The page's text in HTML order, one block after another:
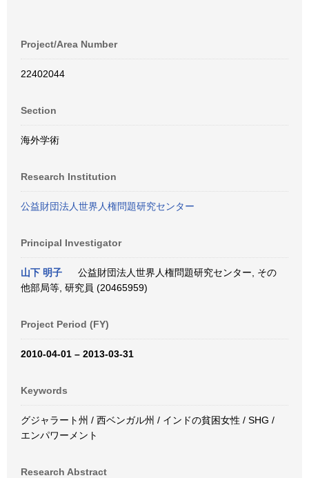
Project/Area Number
22402044
Section
海外学術
Research Institution
公益財団法人世界人権問題研究センター
Principal Investigator
山下 明子
公益財団法人世界人権問題研究センター, その
他部局等, 研究員 (20465959)
Project Period (FY)
2010-04-01 – 2013-03-31
Keywords
グジャラート州 / 西ベンガル州 / インドの貧困女性 / SHG /
エンパワーメント
Research Abstract